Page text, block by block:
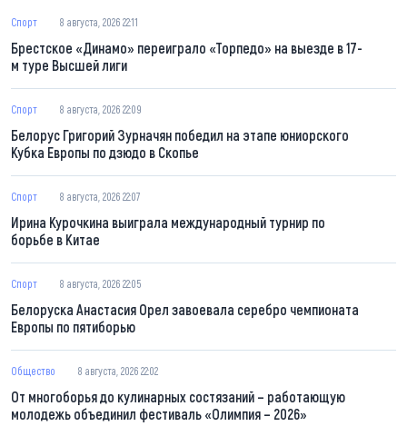
Спорт 8 августа, 2026 22:11
Брестское «Динамо» переиграло «Торпедо» на выезде в 17-
м туре Высшей лиги
Спорт 8 августа, 2026 22:09
Белорус Григорий Зурначян победил на этапе юниорского
Кубка Европы по дзюдо в Скопье
Спорт 8 августа, 2026 22:07
Ирина Курочкина выиграла международный турнир по
борьбе в Китае
Спорт 8 августа, 2026 22:05
Белоруска Анастасия Орел завоевала серебро чемпионата
Европы по пятиборью
Общество 8 августа, 2026 22:02
От многоборья до кулинарных состязаний – работающую
молодежь объединил фестиваль «Олимпия – 2026»